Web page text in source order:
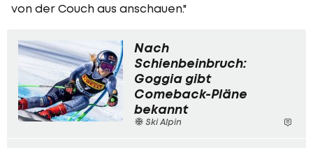
von der Couch aus anschauen."
Nach
Schienbeinbruch:
Goggia gibt
Comeback-Pläne
bekannt
Ski Alpin